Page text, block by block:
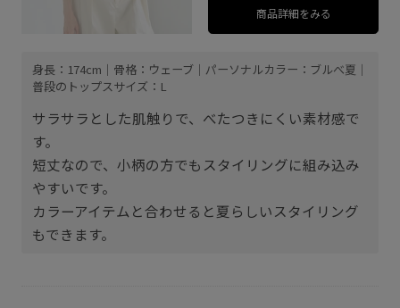
商品詳細をみる
身長：174cm｜骨格：ウェーブ｜パーソナルカラー：ブルべ夏｜
普段のトップスサイズ：L
サラサラとした肌触りで、べたつきにくい素材感で
す。
短丈なので、小柄の方でもスタイリングに組み込み
やすいです。
カラーアイテムと合わせると夏らしいスタイリング
もできます。